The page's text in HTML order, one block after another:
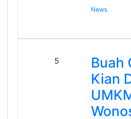
News
5
Buah
Kian